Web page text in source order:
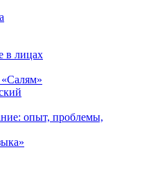
в лицах
опыт, проблемы,